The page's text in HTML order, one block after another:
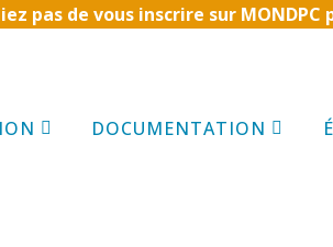
pas de vous inscrire sur
DOCUMENTATION